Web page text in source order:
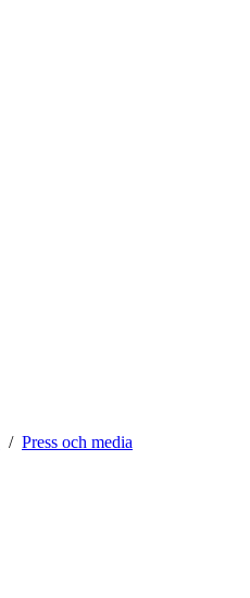
Press och media